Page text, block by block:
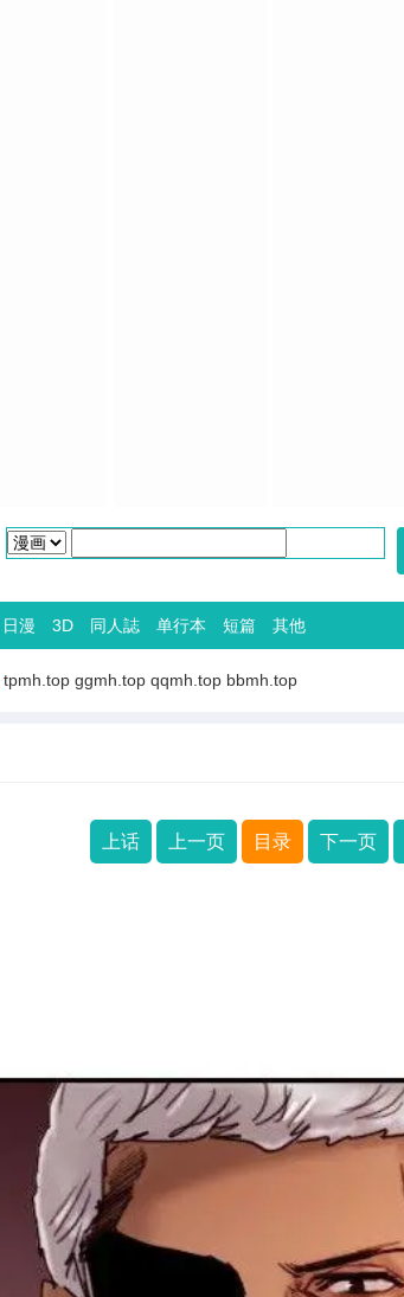
日漫 3D 同人誌 单行本 短篇 其他
tpmh.top ggmh.top qqmh.top bbmh.top
上话 上一页 目录 下一页